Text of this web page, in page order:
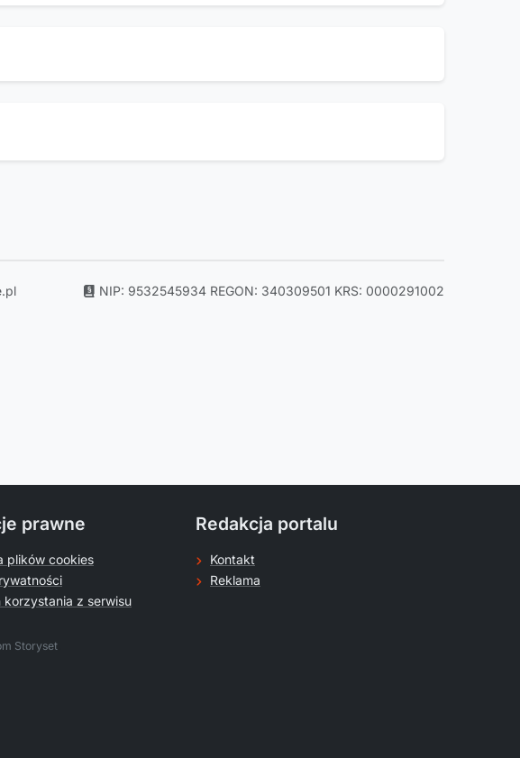
NIP: 9532545934 REGON: 340309501 KRS: 0000291002
prawne
plików cookies
korzystania z serwisu
Storyset
Redakcja portalu
Kontakt
Reklama